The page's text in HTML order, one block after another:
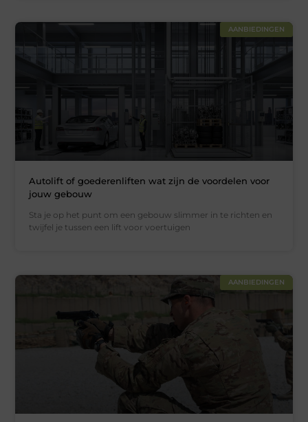
AANBIEDINGEN
Autolift of goederenliften wat zijn de voordelen voor
jouw gebouw
Sta je op het punt om een gebouw slimmer in te richten en
twijfel je tussen een lift voor voertuigen
AANBIEDINGEN